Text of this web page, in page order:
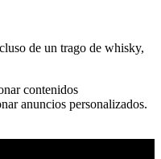
de un trago de whisky,
contenidos
anuncios personalizados.